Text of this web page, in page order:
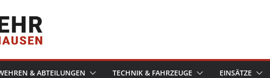
& ABTEILUNGEN TECHNIK & FAHRZEUGE EINSÄTZE